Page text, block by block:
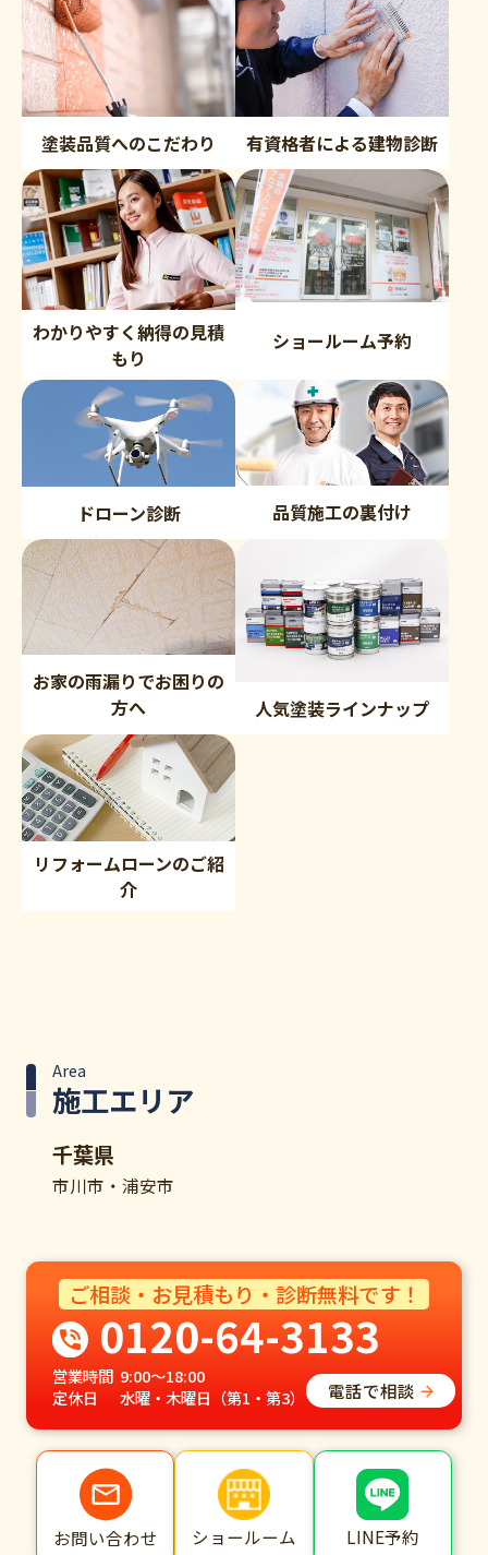
塗装品質へのこだわり 有資格者による建物診断
わかりやすく納得の見積
もり
ショールーム予約
ドローン診断 品質施工の裏付け
お家の雨漏りでお困りの
方へ
人気塗装ラインナップ
リフォームローンのご紹
介
施工エリア
Area
千葉県
市川市・浦安市
ご相談・お見積もり・診断無料です！
0120-64-3133
営業時間 9:00～18:00
定休日
水曜・木曜日（第1・第3） 電話で相談
お問い合わせ ショールーム LINE予約